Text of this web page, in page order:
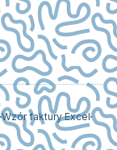
Wzór faktury Excel